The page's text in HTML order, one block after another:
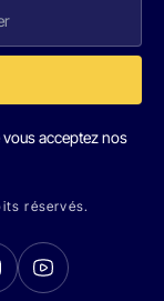
acceptez nos
réservés.